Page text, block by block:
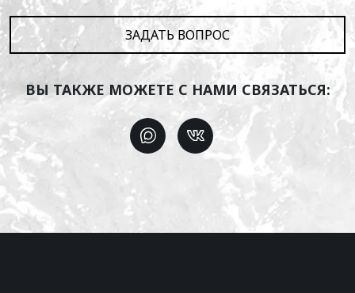
ЗАДАТЬ ВОПРОС
ВЫ ТАКЖЕ МОЖЕТЕ С НАМИ СВЯЗАТЬСЯ: